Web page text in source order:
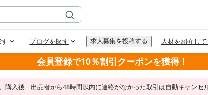
会員登録で10％割引クーポンを獲得！
入後、出品者から48時間以内に連絡がなかった取引は自動キャンセ